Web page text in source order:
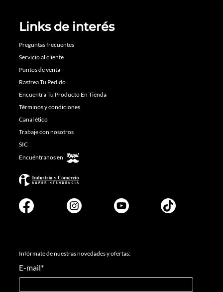
Links de interés
Preguntas frecuentes
Servicio al cliente
Puntos de venta
Rastrea Tu Pedido
Encuentra Tu Producto En Tienda
Términos y condiciones
Canal ético
Trabaje con nosotros
SIC
Encuéntranos en
Infórmate de nuestras novedades y ofertas:
E-mail*